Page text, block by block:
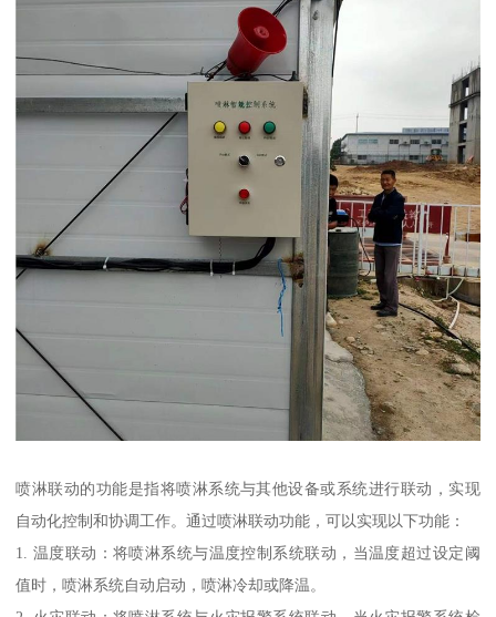
喷淋联动的功能是指将喷淋系统与其他设备或系统进行联动，实现
自动化控制和协调工作。通过喷淋联动功能，可以实现以下功能：
1. 温度联动：将喷淋系统与温度控制系统联动，当温度超过设定阈
值时，喷淋系统自动启动，喷淋冷却或降温。